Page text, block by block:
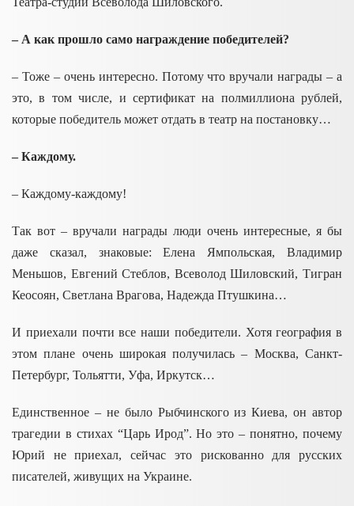
– А как прошло само награждение победителей?
– Тоже – очень интересно. Потому что вручали награды – а
это, в том числе, и сертификат на полмиллиона рублей,
которые победитель может отдать в театр на постановку…
– Каждому.
– Каждому-каждому!
Так вот – вручали награды люди очень интересные, я бы
даже сказал, знаковые: Елена Ямпольская, Владимир
Меньшов, Евгений Стеблов, Всеволод Шиловский, Тигран
Кеосоян, Светлана Врагова, Надежда Птушкина…
И приехали почти все наши победители. Хотя география в
этом плане очень широкая получилась – Москва, Санкт-
Петербург, Тольятти, Уфа, Иркутск…
Единственное – не было Рыбчинского изКиева, он автор
трагедии в стихах “Царь Ирод”. Но это – понятно, почему
Юрий не приехал, сейчас это рискованно для русских
писателей, живущих на Украине.